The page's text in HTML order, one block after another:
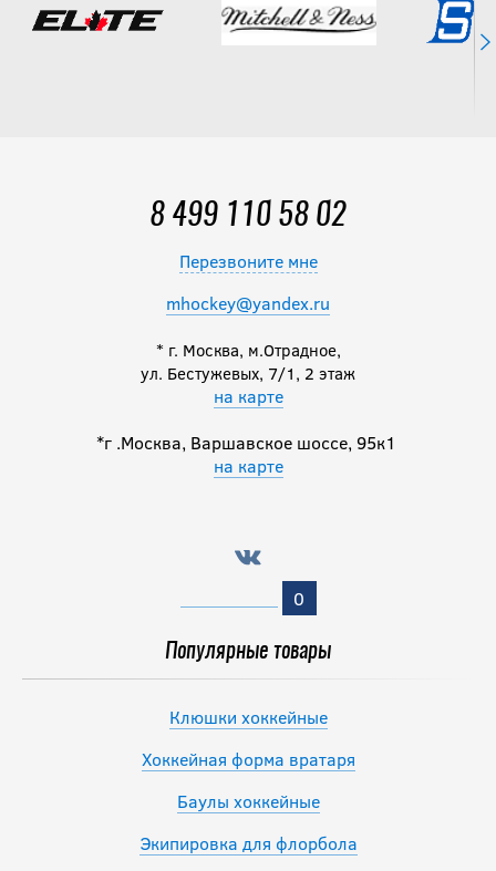
8 499 110 58 02
Перезвоните мне
mhockey@yandex.ru
* г. Москва, м.Отрадное,
ул. Бестужевых, 7/1, 2 этаж
на карте
*г .Москва, Варшавское шоссе, 95к1
на карте
0
Популярные товары
Клюшки хоккейные
Хоккейная форма вратаря
Баулы хоккейные
Экипировка для флорбола